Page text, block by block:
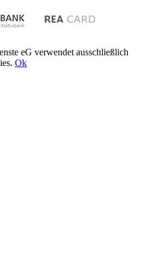
eG verwendet ausschließlich
Ok